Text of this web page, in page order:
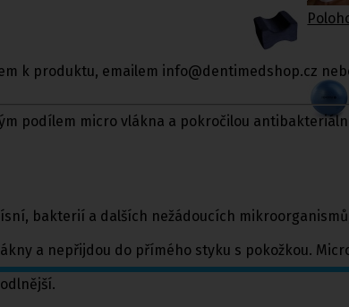
k produktu, emailem info@dentimedshop.cz
podílem micro vlákna a pokročilou
bakterií a dalších nežádoucích
a nepřijdou do přímého styku s pokožkou.